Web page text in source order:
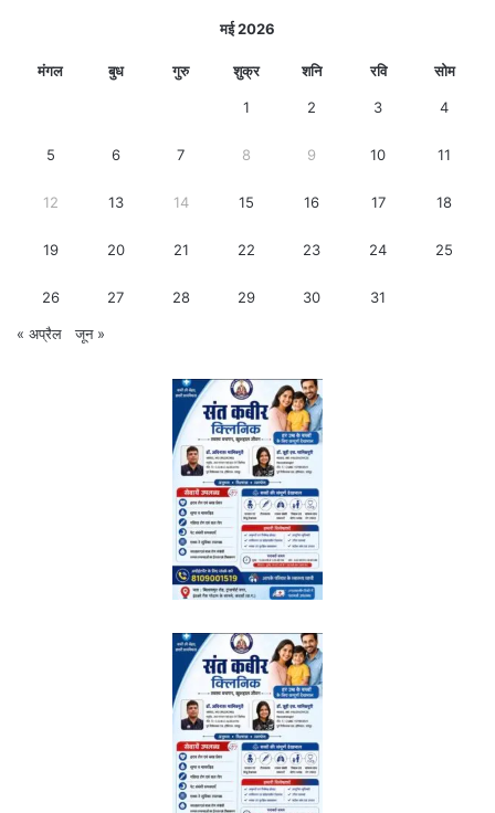
मई 2026
मंगल बुध गुरु शुक्र शनि रवि सोम
1 2 3 4
5 6 7 8 9 10 11
12 13 14 15 16 17 18
19 20 21 22 23 24 25
26 27 28 29 30 31
« अप्रैल जून »